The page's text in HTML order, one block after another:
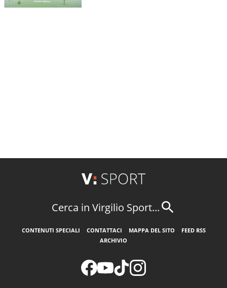
Cerca in Virgilio Sport...
CONTENUTI SPECIALI CONTATTACI MAPPA DEL SITO
FEED RSS
ARCHIVIO